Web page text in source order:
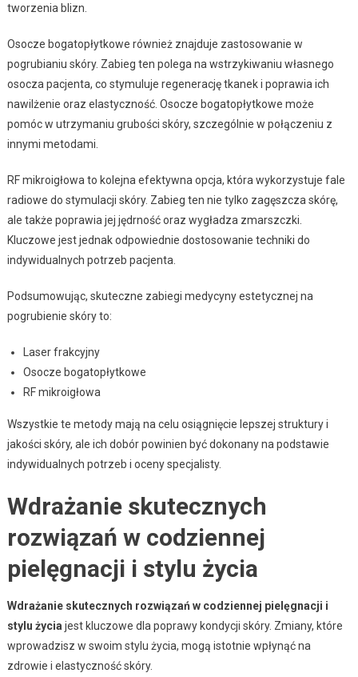
tworzenia blizn.
Osocze bogatopłytkowe również znajduje zastosowanie w
pogrubianiu skóry. Zabieg ten polega na wstrzykiwaniu własnego
osocza pacjenta, co stymuluje regenerację tkanek i poprawia ich
nawilżenie oraz elastyczność. Osocze bogatopłytkowe może
pomóc w utrzymaniu grubości skóry, szczególnie w połączeniu z
innymi metodami.
RF mikroigłowa to kolejna efektywna opcja, która wykorzystuje fale
radiowe do stymulacji skóry. Zabieg ten nie tylko zagęszcza skórę,
ale także poprawia jej jędrność oraz wygładza zmarszczki.
Kluczowe jest jednak odpowiednie dostosowanie techniki do
indywidualnych potrzeb pacjenta.
Podsumowując, skuteczne zabiegi medycyny estetycznej na
pogrubienie skóry to:
Laser frakcyjny
Osocze bogatopłytkowe
RF mikroigłowa
Wszystkie te metody mają na celu osiągnięcie lepszej struktury i
jakości skóry, ale ich dobór powinien być dokonany na podstawie
indywidualnych potrzeb i oceny specjalisty.
Wdrażanie skutecznych
rozwiązań w codziennej
pielęgnacji i stylu życia
Wdrażanie skutecznych rozwiązań w codziennej pielęgnacji i
stylu życia jest kluczowe dla poprawy kondycji skóry. Zmiany, które
wprowadzisz w swoim stylu życia, mogą istotnie wpłynąć na
zdrowie i elastyczność skóry.